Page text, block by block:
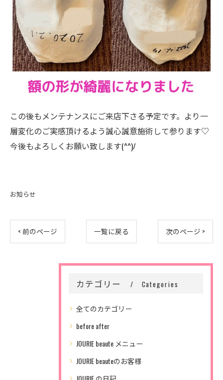
この後もメンテナンスにご来店下さる予定です。より一
層変化のご実感頂けるよう誠心誠意施術して参ります♡
今後もよろしくお願い致します(^^)/
お知らせ
< 前のページ 一覧に戻る 次のページ >
カテゴリー Categories
全てのカテゴリー
before after
JOURIE beaute メニュー
JOURIE beauteのお客様